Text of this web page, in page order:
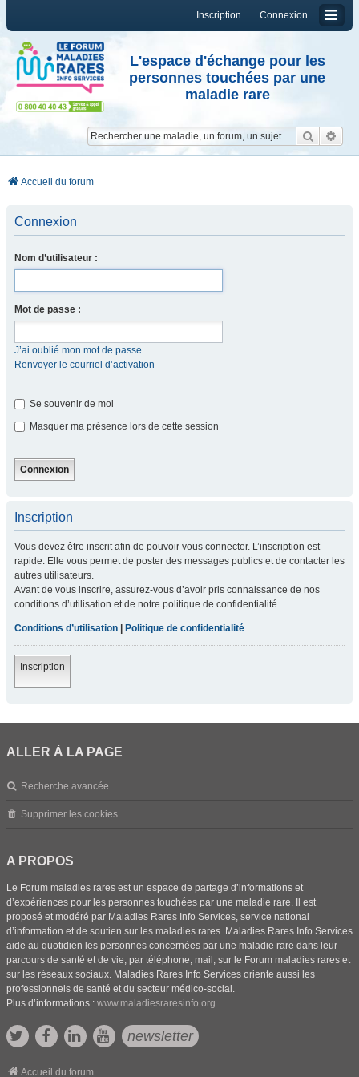
Connexion
Inscription
L'espace d'échange pour les
personnes touchées par une
maladie rare
Accueil du forum
Connexion
Nom d’utilisateur :
Mot de passe :
J’ai oublié mon mot de passe
Renvoyer le courriel d’activation
Se souvenir de moi
Masquer ma présence lors de cette session
Inscription
Vous devez être inscrit afin de pouvoir vous connecter. L’inscription est
rapide. Elle vous permet de poster des messages publics et de contacter les
autres utilisateurs.
Avant de vous inscrire, assurez-vous d’avoir pris connaissance de nos
conditions d’utilisation et de notre politique de confidentialité.
Conditions d’utilisation Politique de confidentialité
Inscription
ALLER À LA PAGE
Recherche avancée
Supprimer les cookies
A PROPOS
Le Forum maladies rares est un espace de partage d’informations et
d’expériences pour les personnes touchées par une maladie rare. Il est
proposé et modéré par Maladies Rares Info Services, service national
d’information et de soutien sur les maladies rares. Maladies Rares Info Services
aide au quotidien les personnes concernées par une maladie rare dans leur
parcours de santé et de vie, par téléphone, mail, sur le Forum maladies rares et
sur les réseaux sociaux. Maladies Rares Info Services oriente aussi les
professionnels de santé et du secteur médico-social.
Plus d’informations : www.maladiesraresinfo.org
newsletter
Accueil du forum